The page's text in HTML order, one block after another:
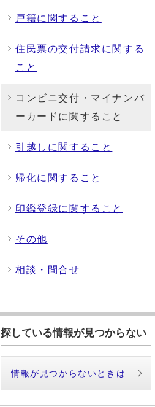
戸籍に関すること
住民票の交付請求に関する
こと
コンビニ交付・マイナンバ
ーカードに関すること
引越しに関すること
帰化に関すること
印鑑登録に関すること
その他
相談・問合せ
探している情報が見つからない
情報が見つからないときは